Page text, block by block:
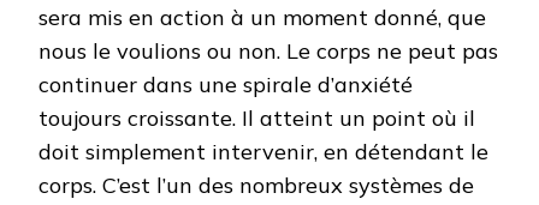
sera mis en action à un moment donné, que
nous le voulions ou non. Le corps ne peut pas
continuer dans une spirale d’anxiété
toujours croissante. Il atteint un point où il
doit simplement intervenir, en détendant le
corps. C’est l’un des nombreux systèmes de